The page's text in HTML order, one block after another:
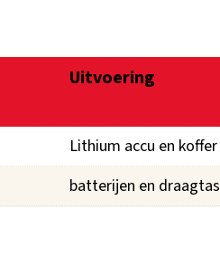
Uitvoering
Lithium accu en koffer
batterijen en draagtas